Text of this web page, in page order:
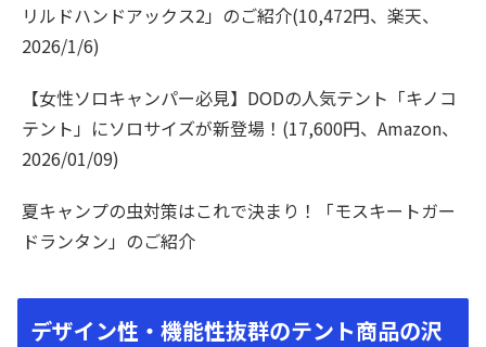
リルドハンドアックス2」のご紹介(10,472円、楽天、
2026/1/6)
【女性ソロキャンパー必見】DODの人気テント「キノコ
テント」にソロサイズが新登場！(17,600円、Amazon、
2026/01/09)
夏キャンプの虫対策はこれで決まり！「モスキートガー
ドランタン」のご紹介
デザイン性・機能性抜群のテント商品の沢